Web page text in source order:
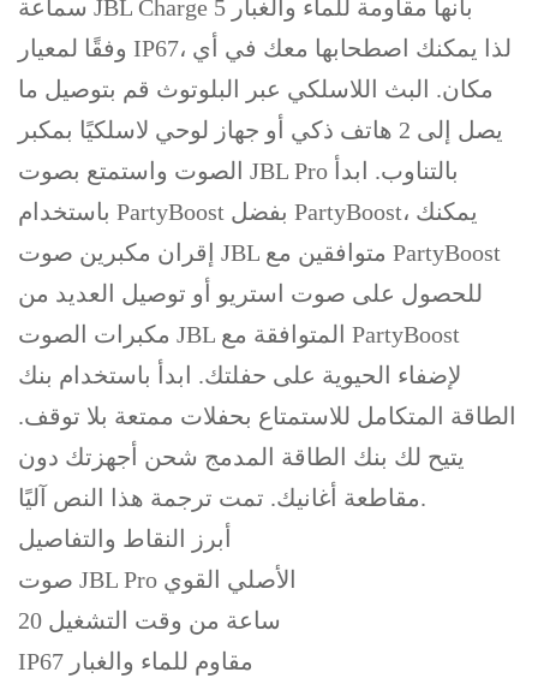
سماعة JBL Charge 5 بأنها مقاومة للماء والغبار
وفقًا لمعيار IP67، لذا يمكنك اصطحابها معك في أي
مكان. البث اللاسلكي عبر البلوتوث قم بتوصيل ما
يصل إلى 2 هاتف ذكي أو جهاز لوحي لاسلكيًا بمكبر
الصوت واستمتع بصوت JBL Pro بالتناوب. ابدأ
باستخدام PartyBoost بفضل PartyBoost، يمكنك
إقران مكبرين صوت JBL متوافقين مع PartyBoost
للحصول على صوت استريو أو توصيل العديد من
مكبرات الصوت JBL المتوافقة مع PartyBoost
لإضفاء الحيوية على حفلتك. ابدأ باستخدام بنك
الطاقة المتكامل للاستمتاع بحفلات ممتعة بلا توقف.
يتيح لك بنك الطاقة المدمج شحن أجهزتك دون
مقاطعة أغانيك. تمت ترجمة هذا النص آليًا.
أبرز النقاط والتفاصيل
صوت JBL Pro الأصلي القوي
20 ساعة من وقت التشغيل
IP67 مقاوم للماء والغبار